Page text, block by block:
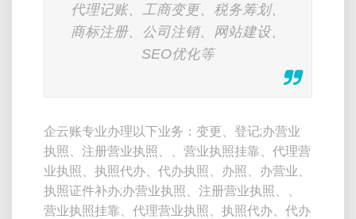
代理记账、工商变更、税务筹划、
商标注册、公司注销、网站建设、
SEO优化等
企云账专业办理以下业务：变更、登记;办营业
执照、注册营业执照、、营业执照挂靠、代理营
业执照、执照代办、代办执照、办照、办营业、
执照证件补办;办营业执照、注册营业执照、、
营业执照挂靠、代理营业执照、执照代办、代办